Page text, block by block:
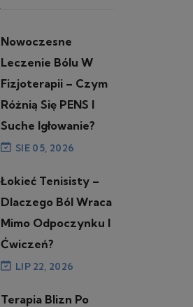
Nowoczesne
Leczenie Bólu W
Fizjoterapii – Czym
Różnią Się PENS I
Suche Igłowanie?
SIE 05, 2026
Łokieć Tenisisty –
Dlaczego Ból Wraca
Mimo Odpoczynku I
Ćwiczeń?
LIP 22, 2026
Terapia Blizn Po